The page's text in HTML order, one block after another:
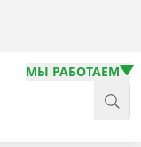
МЫ РАБОТАЕМ